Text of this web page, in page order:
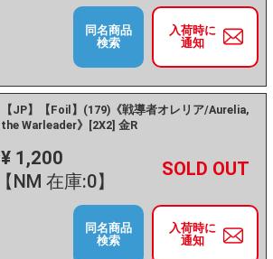
入荷時に
通知
同名商品
検索
【JP】【Foil】(179)《戦導者オレリア/Aurelia,
the Warleader》[2X2] 金R
¥ 1,200
【NM 在庫:0】
－ +
入荷時に
通知
同名商品
検索